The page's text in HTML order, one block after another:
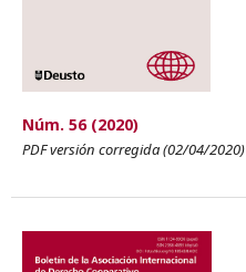
Núm. 56 (2020)
PDF versión corregida (02/04/2020)